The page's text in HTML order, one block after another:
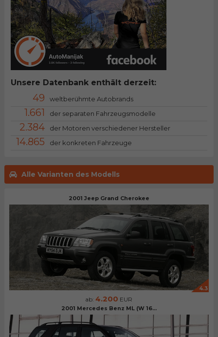
Alle Varianten des Modells
2001 Jeep Grand Cherokee
4.3
ab:4.200 EUR
2001 Mercedes Benz ML (W 16...
Unsere Datenbank enthält derzeit:
49 weltberühmte Autobrands
1.661 der separaten Fahrzeugsmodelle
2.384 der Motoren verschiedener Hersteller
14.865 der konkreten Fahrzeuge